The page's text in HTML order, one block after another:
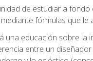
de estudiar a
fórmulas que le
una educación sobre la
entre un